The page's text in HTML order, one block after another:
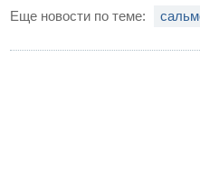
Еще новости по теме: